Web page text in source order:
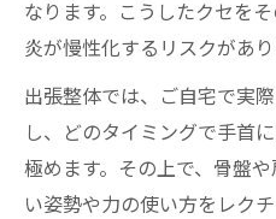
なります。こうしたクセを
炎が慢性化するリスクがあり
出張整体では、ご自宅で実
し、どのタイミングで手首
極めます。その上で、骨盤
い姿勢や力の使い方をレク